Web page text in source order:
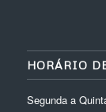
HORÁRIO
Segunda a